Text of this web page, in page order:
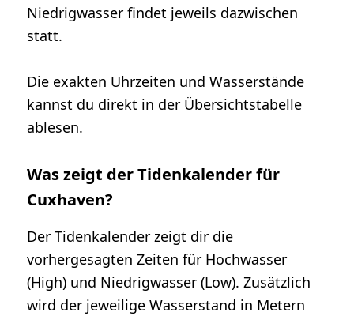
Niedrigwasser findet jeweils dazwischen
statt.
Die exakten Uhrzeiten und Wasserstände
kannst du direkt in der Übersichtstabelle
ablesen.
Was zeigt der Tidenkalender für
Cuxhaven?
Der Tidenkalender zeigt dir die
vorhergesagten Zeiten für Hochwasser
(High) und Niedrigwasser (Low). Zusätzlich
wird der jeweilige Wasserstand in Metern